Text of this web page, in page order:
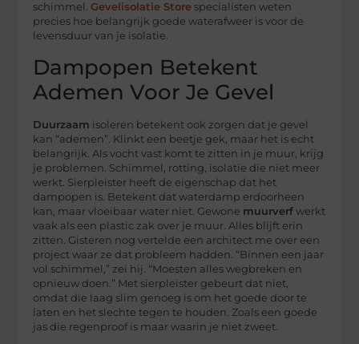
schimmel.Gevelisolatie Store specialisten weten
precies hoe belangrijk goede waterafweer is voor de
levensduur van je isolatie.
Dampopen Betekent
Ademen Voor Je Gevel
Duurzaam isoleren betekent ook zorgen dat je gevel
kan “ademen”. Klinkt een beetje gek, maar het is echt
belangrijk. Als vocht vast komt te zitten in je muur, krijg
je problemen. Schimmel, rotting, isolatie die niet meer
werkt. Sierpleister heeft de eigenschap dat het
dampopen is. Betekent dat waterdamp erdoorheen
kan, maar vloeibaar water niet. Gewone muurverf werkt
vaak als een plastic zak over je muur. Alles blijft erin
zitten. Gisteren nog vertelde een architect me over een
project waar ze dat probleem hadden. “Binnen een jaar
vol schimmel,” zei hij. “Moesten alles wegbreken en
opnieuw doen.” Met sierpleister gebeurt dat niet,
omdat die laag slim genoeg is om het goede door te
laten en het slechte tegen te houden. Zoals een goede
jas die regenproof is maar waarin je niet zweet.